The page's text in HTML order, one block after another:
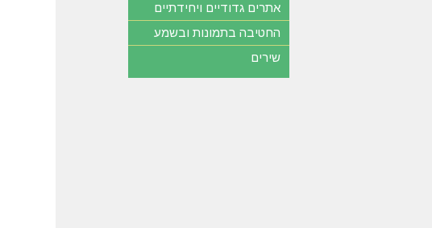
אתרים גדודיים ויחידתיים
החטיבה בתמונות ובשמע
שירים